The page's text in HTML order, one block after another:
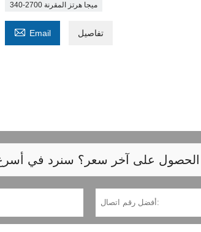
340-2700 ميجا هرتز المقرنة
 Email تفاصيل
الحصول على آخر سعر؟ سنرد في أسرع وقت